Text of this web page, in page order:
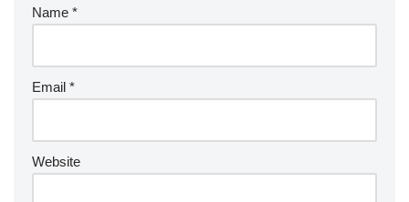
Name *
Email *
Website